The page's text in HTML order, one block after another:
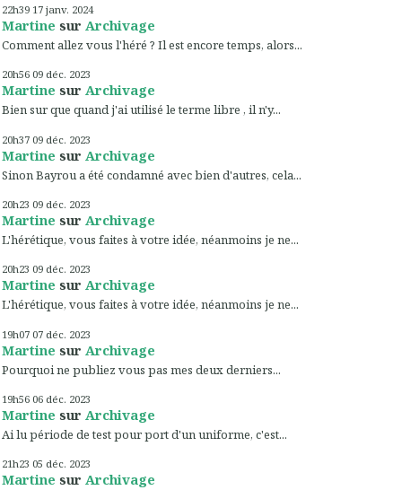
22h39 17 janv. 2024
Martine sur Archivage
Comment allez vous l'héré ? Il est encore temps, alors...
20h56 09 déc. 2023
Martine sur Archivage
Bien sur que quand j'ai utilisé le terme libre , il n'y...
20h37 09 déc. 2023
Martine sur Archivage
Sinon Bayrou a été condamné avec bien d'autres, cela...
20h23 09 déc. 2023
Martine sur Archivage
L'hérétique, vous faites à votre idée, néanmoins je ne...
20h23 09 déc. 2023
Martine sur Archivage
L'hérétique, vous faites à votre idée, néanmoins je ne...
19h07 07 déc. 2023
Martine sur Archivage
Pourquoi ne publiez vous pas mes deux derniers...
19h56 06 déc. 2023
Martine sur Archivage
Ai lu période de test pour port d'un uniforme, c'est...
21h23 05 déc. 2023
Martine sur Archivage